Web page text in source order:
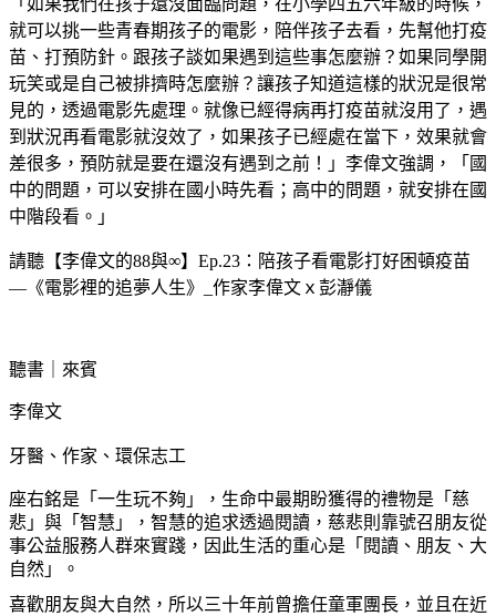
就可以挑一些青春期孩子的電影，陪伴孩子去看，先幫他打疫
苗、打預防針。跟孩子談如果遇到這些事怎麼辦？如果同學開
玩笑或是自己被排擠時怎麼辦？讓孩子知道這樣的狀況是很常
見的，透過電影先處理。就像已經得病再打疫苗就沒用了，遇
到狀況再看電影就沒效了，如果孩子已經處在當下，效果就會
差很多，預防就是要在還沒有遇到之前！」李偉文強調，「國
中的問題，可以安排在國小時先看；高中的問題，就安排在國
中階段看。」
請聽【李偉文的88與∞】Ep.23：陪孩子看電影打好困頓疫苗
—《電影裡的追夢人生》_作家李偉文ｘ彭瀞儀
聽書｜來賓
李偉文
牙醫、作家、環保志工
座右銘是「一生玩不夠」，生命中最期盼獲得的禮物是「慈
悲」與「智慧」，智慧的追求透過閱讀，慈悲則靠號召朋友從
事公益服務人群來實踐，因此生活的重心是「閱讀、朋友、大
自然」。
喜歡朋友與大自然，所以三十年前曾擔任童軍團長，並且在近